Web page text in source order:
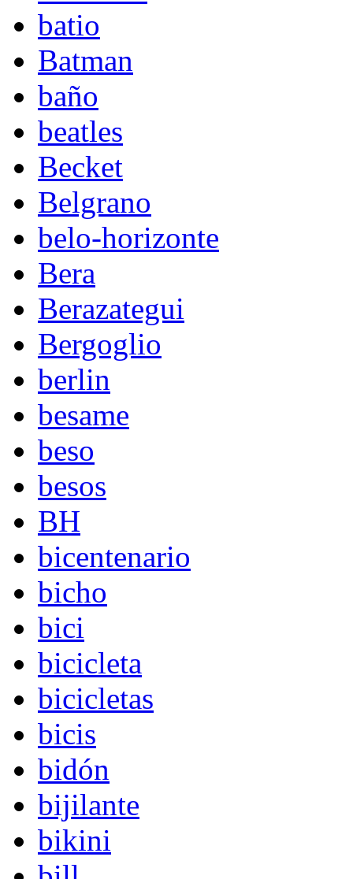
batio
Batman
baño
beatles
Becket
Belgrano
belo-horizonte
Bera
Berazategui
Bergoglio
berlin
besame
beso
besos
BH
bicentenario
bicho
bici
bicicleta
bicicletas
bicis
bidón
bijilante
bikini